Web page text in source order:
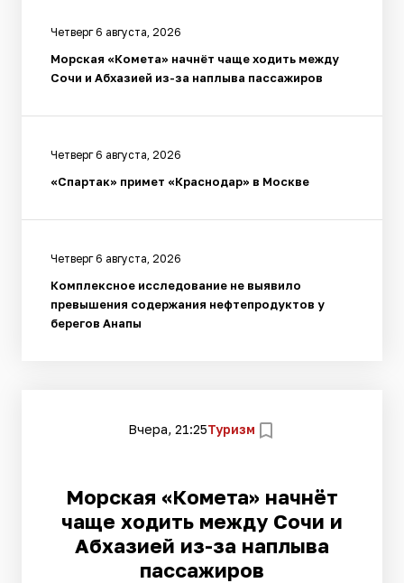
Четверг 6 августа, 2026
Морская «Комета» начнёт чаще ходить между
Сочи и Абхазией из-за наплыва пассажиров
Четверг 6 августа, 2026
«Спартак» примет «Краснодар» в Москве
Четверг 6 августа, 2026
Комплексное исследование не выявило
превышения содержания нефтепродуктов у
берегов Анапы
Вчера, 21:25Туризм
Морская «Комета» начнёт
чаще ходить между Сочи и
Абхазией из-за наплыва
пассажиров